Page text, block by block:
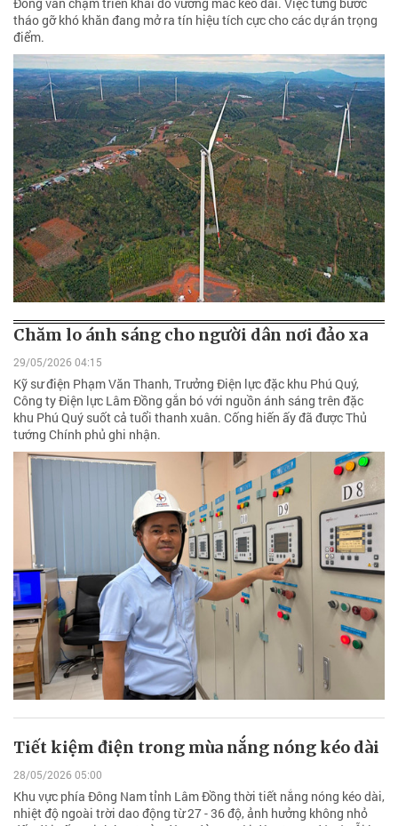
tháo gỡ khó khăn đang mở ra tín hiệu tích cực cho các dự án trọng
điểm.
Chăm lo ánh sáng cho người dân nơi đảo xa
29/05/2026 04:15
Kỹ sư điện Phạm Văn Thanh, Trưởng Điện lực đặc khu Phú Quý,
Công ty Điện lực Lâm Đồng gắn bó với nguồn ánh sáng trên đặc
khu Phú Quý suốt cả tuổi thanh xuân. Cống hiến ấy đã được Thủ
tướng Chính phủ ghi nhận.
Tiết kiệm điện trong mùa nắng nóng kéo dài
28/05/2026 05:00
Khu vực phía Đông Nam tỉnh Lâm Đồng thời tiết nắng nóng kéo dài,
nhiệt độ ngoài trời dao động từ 27 - 36 độ, ảnh hưởng không nhỏ